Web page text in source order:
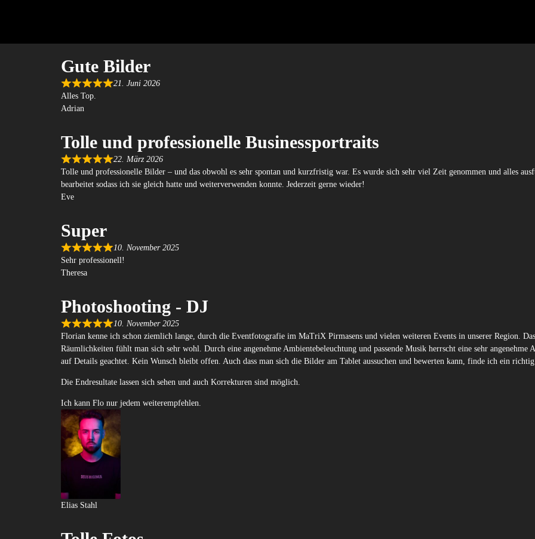
Gute Bilder
21. Juni 2026
Alles Top.
Adrian
Tolle und professionelle Businessportraits
22. März 2026
Tolle und professionelle Bilder – und das obwohl es sehr spontan und kurzfristig war. Es wurde sich sehr viel Zeit genommen und alles
bearbeitet sodass ich sie gleich hatte und weiterverwenden konnte. Jederzeit gerne wieder!
Eve
Super
10. November 2025
Sehr professionell!
Theresa
Photoshooting - DJ
10. November 2025
Florian kenne ich schon ziemlich lange, durch die Eventfotografie im MaTriX Pirmasens und vielen weiteren Events in unserer Region.
Räumlichkeiten fühlt man sich sehr wohl. Durch eine angenehme Ambientebeleuchtung und passende Musik herrscht eine sehr
auf Details geachtet. Kein Wunsch bleibt offen. Auch dass man sich die Bilder am Tablet aussuchen und bewerten kann, finde ich ein
Die Endresultate lassen sich sehen und auch Korrekturen sind möglich.
Ich kann Flo nur jedem weiterempfehlen.
Elias Stahl